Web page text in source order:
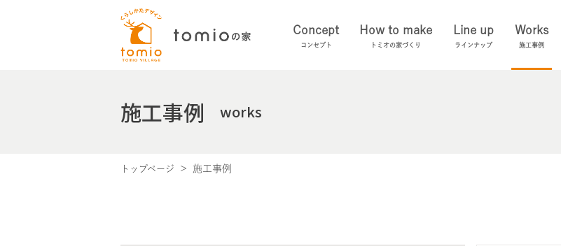
Concept
コンセプト
How to make
トミオの家づくり
Line up
ラインナップ
Works
施工事例
施工事例 works
トップページ 施工事例